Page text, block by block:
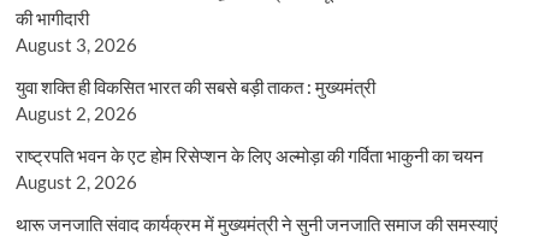
की भागीदारी
August 3, 2026
युवा शक्ति ही विकसित भारत की सबसे बड़ी ताकत : मुख्यमंत्री
August 2, 2026
राष्ट्रपति भवन के एट होम रिसेप्शन के लिए अल्मोड़ा की गर्विता भाकुनी का चयन
August 2, 2026
थारू जनजाति संवाद कार्यक्रम में मुख्यमंत्री ने सुनी जनजाति समाज की समस्याएं